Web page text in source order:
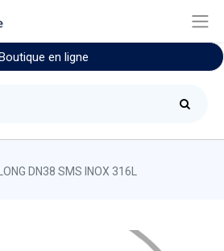
Boutique en ligne
DN38 SMS INOX 316L